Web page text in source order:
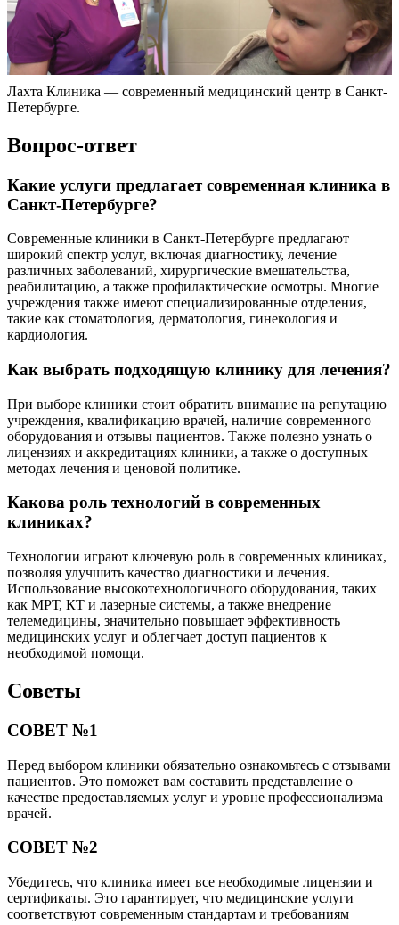
Лахта Клиника — современный медицинский центр в Санкт-
Петербурге.
Вопрос-ответ
Какие услуги предлагает современная клиника в
Санкт-Петербурге?
Современные клиники в Санкт-Петербурге предлагают
широкий спектр услуг, включая диагностику, лечение
различных заболеваний, хирургические вмешательства,
реабилитацию, а также профилактические осмотры. Многие
учреждения также имеют специализированные отделения,
такие как стоматология, дерматология, гинекология и
кардиология.
Как выбрать подходящую клинику для лечения?
При выборе клиники стоит обратить внимание на репутацию
учреждения, квалификацию врачей, наличие современного
оборудования и отзывы пациентов. Также полезно узнать о
лицензиях и аккредитациях клиники, а также о доступных
методах лечения и ценовой политике.
Какова роль технологий в современных
клиниках?
Технологии играют ключевую роль в современных клиниках,
позволяя улучшить качество диагностики и лечения.
Использование высокотехнологичного оборудования, таких
как МРТ, КТ и лазерные системы, а также внедрение
телемедицины, значительно повышает эффективность
медицинских услуг и облегчает доступ пациентов к
необходимой помощи.
Советы
СОВЕТ №1
Перед выбором клиники обязательно ознакомьтесь с отзывами
пациентов. Это поможет вам составить представление о
качестве предоставляемых услуг и уровне профессионализма
врачей.
СОВЕТ №2
Убедитесь, что клиника имеет все необходимые лицензии и
сертификаты. Это гарантирует, что медицинские услуги
соответствуют современным стандартам и требованиям